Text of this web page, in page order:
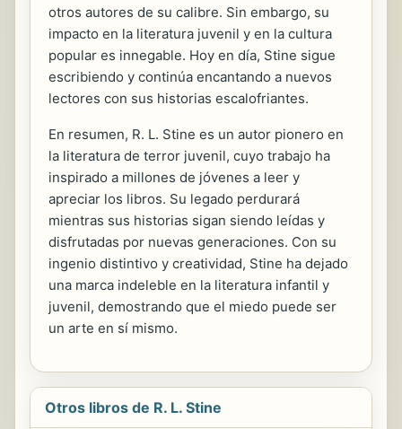
otros autores de su calibre. Sin embargo, su
impacto en la literatura juvenil y en la cultura
popular es innegable. Hoy en día, Stine sigue
escribiendo y continúa encantando a nuevos
lectores con sus historias escalofriantes.
En resumen, R. L. Stine es un autor pionero en
la literatura de terror juvenil, cuyo trabajo ha
inspirado a millones de jóvenes a leer y
apreciar los libros. Su legado perdurará
mientras sus historias sigan siendo leídas y
disfrutadas por nuevas generaciones. Con su
ingenio distintivo y creatividad, Stine ha dejado
una marca indeleble en la literatura infantil y
juvenil, demostrando que el miedo puede ser
un arte en sí mismo.
Otros libros de R. L. Stine